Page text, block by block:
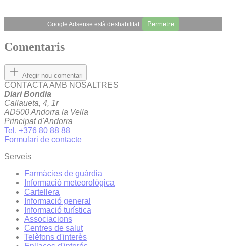
Google Adsense està deshabilitat. Permetre
Comentaris
Afegir nou comentari
CONTACTA AMB NOSALTRES
Diari Bondia
Callaueta, 4, 1r
AD500 Andorra la Vella
Principat d'Andorra
Tel. +376 80 88 88
Formulari de contacte
Serveis
Farmàcies de guàrdia
Informació meteorològica
Cartellera
Informació general
Informació turística
Associacions
Centres de salut
Telèfons d'interès